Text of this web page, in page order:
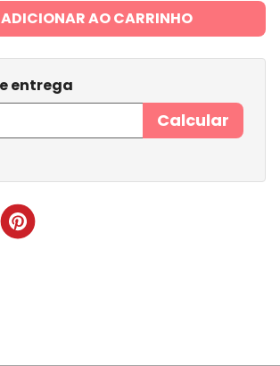
ADICIONAR AO CARRINHO